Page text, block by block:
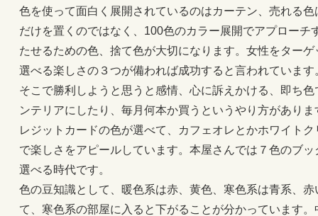
色を使って面白く展開されているのはカーテン、売れる
だけを置くのではなく、100色のカラー展開でアプローチ
たせるための色、捨て色が大切になります。女性をター
選べる楽しさの３つが備われば成功すると言われていま
そこで勝利しようと思うと感情、心に訴えかける、即ち
ンテリアにしたり、毎月何本か買うというやり方があり
レジットカードの色が選べて、カフェオレとかホワイト
で楽しさをアピールしています。本屋さんでは７色のブ
選べる時代です。
色の豆知識として、暖色系は赤、黄色、寒色系は青系、
て、寒色系の部屋に入ると下がることが分かっています